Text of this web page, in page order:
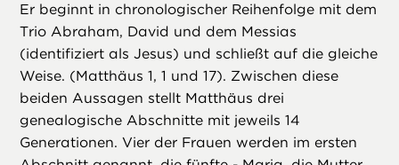
Er beginnt in chronologischer Reihenfolge mit dem
Trio Abraham, David und dem Messias
(identifiziert als Jesus) und schließt auf die gleiche
Weise. (Matthäus 1, 1 und 17). Zwischen diese
beiden Aussagen stellt Matthäus drei
genealogische Abschnitte mit jeweils 14
Generationen. Vier der Frauen werden im ersten